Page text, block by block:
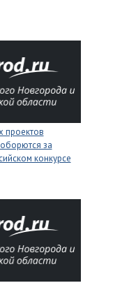
проектов
за
конкурсе